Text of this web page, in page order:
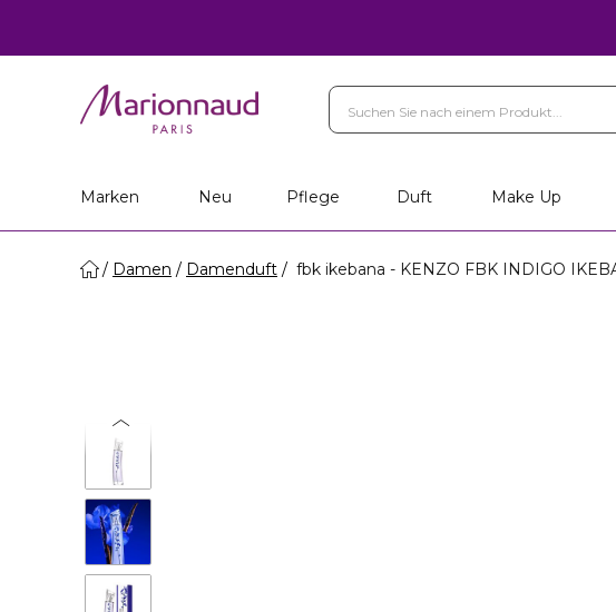
Marken Neu Pflege Duft Make Up
Damen Damenduft fbk ikebana - KENZO FBK INDIGO